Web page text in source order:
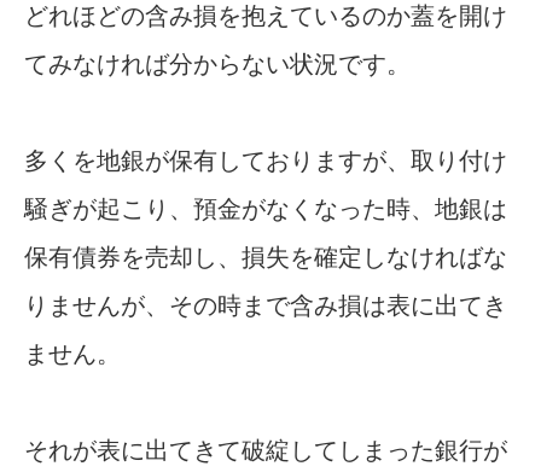
どれほどの含み損を抱えているのか蓋を開け
てみなければ分からない状況です。
多くを地銀が保有しておりますが、取り付け
騒ぎが起こり、預金がなくなった時、地銀は
保有債券を売却し、損失を確定しなければな
りませんが、その時まで含み損は表に出てき
ません。
それが表に出てきて破綻してしまった銀行が